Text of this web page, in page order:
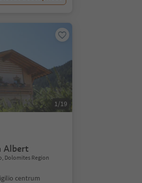
1/19
Albert
Dolomites Region
centrum